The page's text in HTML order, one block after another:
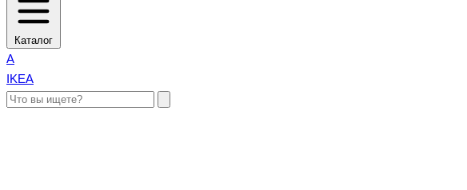
Каталог
A
IKEA